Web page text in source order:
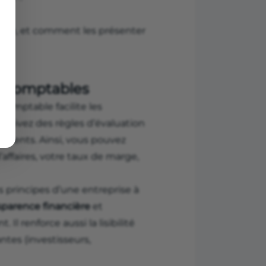
et comment les présenter
comptables
facilite les
suivez des règles d’évaluation
Ainsi, vous pouvez
votre taux de marge,
principes d’une entreprise à
financière et
Il renforce aussi la lisibilité
(investisseurs,